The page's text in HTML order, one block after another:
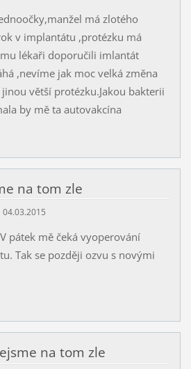
má zlotého
v implantátu ,protézku má
lékaři doporučili imlantát
,nevíme jak moc velká změna
větší protézku.Jakou bakterii
by mě ta autovakcína
na tom zle
04.03.2015
pátek mě čeká vyoperování
Tak se později ozvu s novými
na tom zle